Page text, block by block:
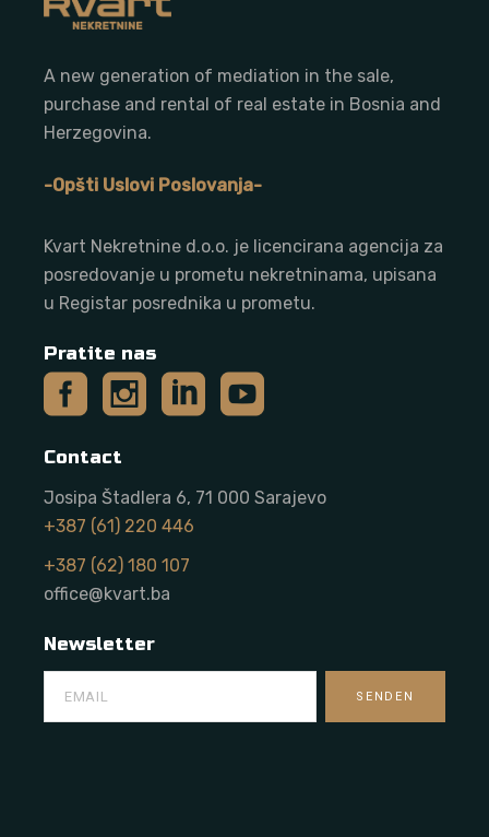
A new generation of mediation in the sale,
purchase and rental of real estate in Bosnia and
Herzegovina.
-Opšti Uslovi Poslovanja-
Kvart Nekretnine d.o.o. je licencirana agencija za
posredovanje u prometu nekretninama, upisana
u Registar posrednika u prometu.
Pratite nas
Contact
Josipa Štadlera 6, 71 000 Sarajevo
+387 (61) 220 446
+387 (62) 180 107
office@kvart.ba
Newsletter